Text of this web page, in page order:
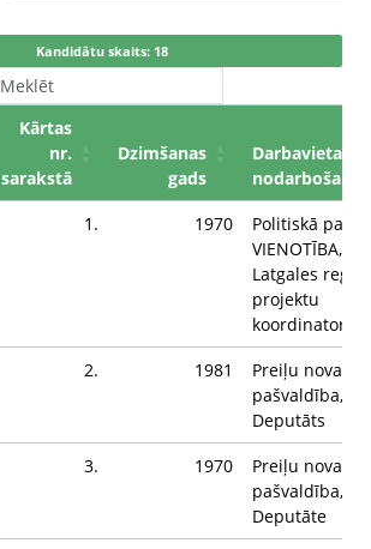
Kandidātu skaits: 18
Kārtas
nr.
sarakstā
Dzimšanas
gads
Darbavieta /
nodarbošanās
1. 1970
Politiskā
VIENOTĪBA,
Latgales
projektu
koordinators
2. 1981
Preiļu novada
pašvaldība,
Deputāts
3. 1970
Preiļu novada
pašvaldība,
Deputāte